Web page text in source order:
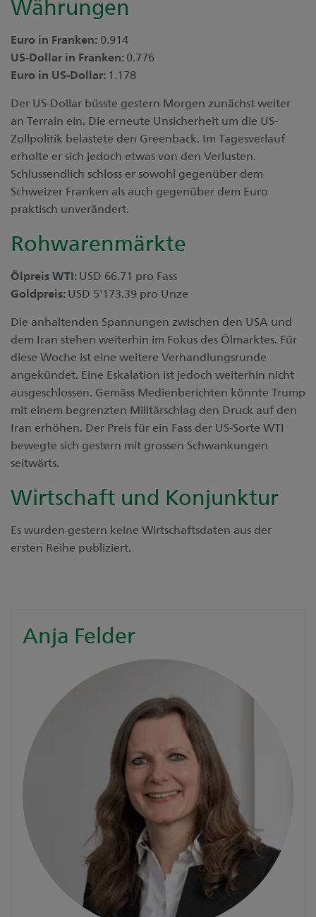
Währungen
Euro in Franken: 0.914
US-Dollar in Franken:0.776
Euro in US-Dollar: 1.178
Der US-Dollar büsste gestern Morgen zunächst weiter
an Terrain ein. Die erneute Unsicherheit um die US-
Zollpolitik belastete den Greenback. Im Tagesverlauf
erholte er sich jedoch etwas von den Verlusten.
Schlussendlich schloss er sowohl gegenüber dem
Schweizer Franken als auch gegenüber dem Euro
praktisch unverändert.
Rohwarenmärkte
Ölpreis WTI:USD 66.71 pro Fass
Goldpreis:USD 5'173.39 pro Unze
Die anhaltenden Spannungen zwischen den USA und
dem Iran stehen weiterhin im Fokus des Ölmarktes. Für
diese Woche ist eine weitere Verhandlungsrunde
angekündet. Eine Eskalation ist jedoch weiterhin nicht
ausgeschlossen. Gemäss Medienberichten könnte Trump
mit einem begrenzten Militärschlag den Druck auf den
Iran erhöhen. Der Preis für ein Fass der US-Sorte WTI
bewegte sich gestern mit grossen Schwankungen
seitwärts.
Wirtschaft und Konjunktur
Es wurden gestern keine Wirtschaftsdaten aus der
ersten Reihe publiziert.
Anja Felder